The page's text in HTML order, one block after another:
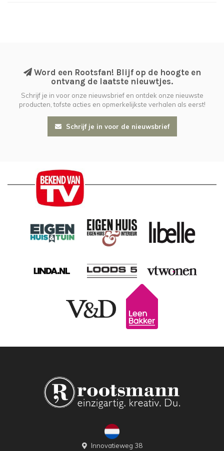
Word een Rootsfan! Blijf op de hoogte en
ontvang de laatste nieuwtjes.
Schrijf je in voor onze nieuwsbrief en ontdek onze nieuwste
producten, tofste acties en opmerkelijkste verhalen als eerst!
Schrijf je in voor de nieuwsbrief
Innovatieweg 38